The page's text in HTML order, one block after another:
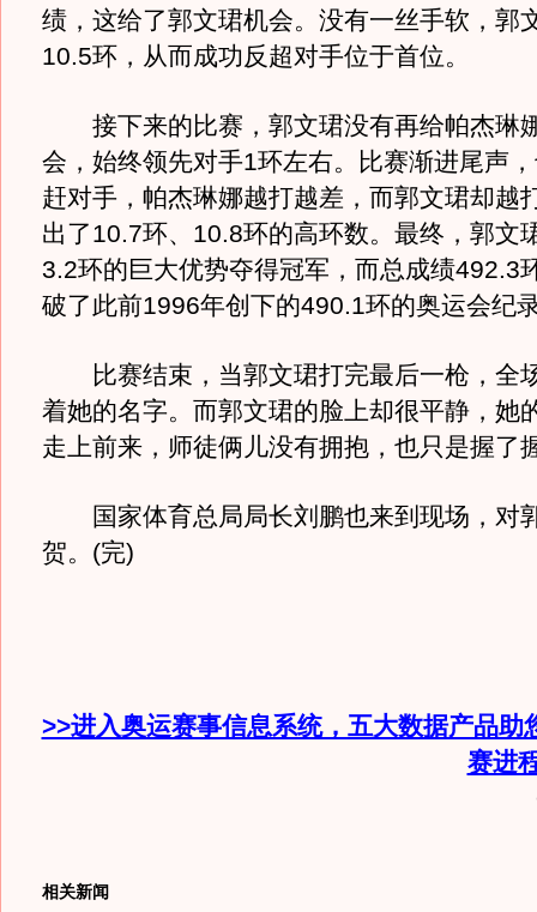
绩，这给了郭文珺机会。没有一丝手软，郭
10.5环，从而成功反超对手位于首位。
接下来的比赛，郭文珺没有再给帕杰琳
会，始终领先对手1环左右。比赛渐进尾声
赶对手，帕杰琳娜越打越差，而郭文珺却越
出了10.7环、10.8环的高环数。最终，郭文
3.2环的巨大优势夺得冠军，而总成绩492.3
破了此前1996年创下的490.1环的奥运会纪
比赛结束，当郭文珺打完最后一枪，全
着她的名字。而郭文珺的脸上却很平静，她
走上前来，师徒俩儿没有拥抱，也只是握了
国家体育总局局长刘鹏也来到现场，对
贺。(完)
>>进入奥运赛事信息系统，五大数据产品助
赛进
相关新闻